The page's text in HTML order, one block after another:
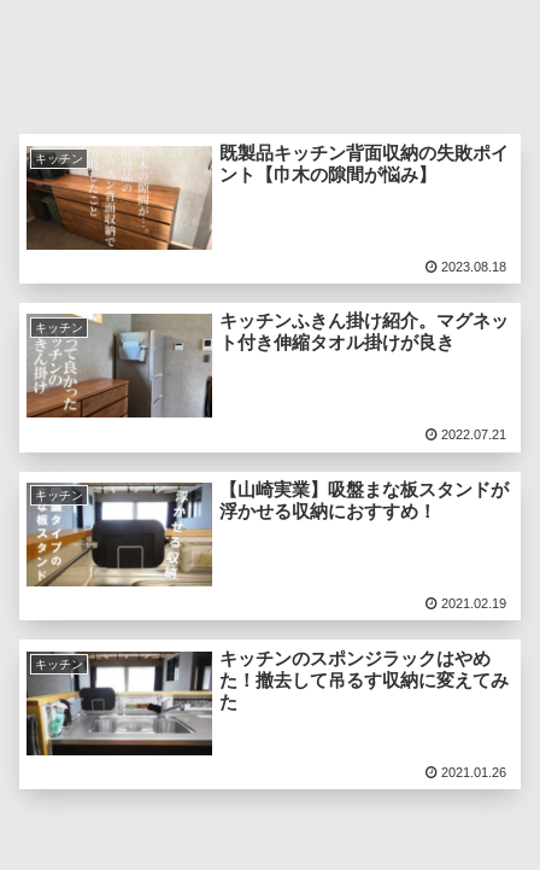
キッチン
既製品キッチン背面収納の失敗ポイ
ント【巾木の隙間が悩み】
2023.08.18
キッチン
キッチンふきん掛け紹介。マグネッ
ト付き伸縮タオル掛けが良き
2022.07.21
キッチン
【山崎実業】吸盤まな板スタンドが
浮かせる収納におすすめ！
2021.02.19
キッチン
キッチンのスポンジラックはやめ
た！撤去して吊るす収納に変えてみ
た
2021.01.26